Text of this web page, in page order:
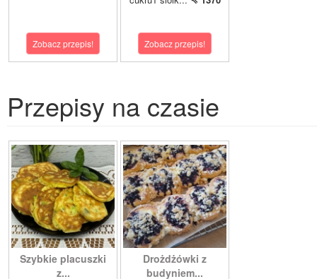
Zobacz przepis! Zobacz przepis!
Przepisy na czasie
Szybkie placuszki
z...
Drożdżówki z
budyniem...